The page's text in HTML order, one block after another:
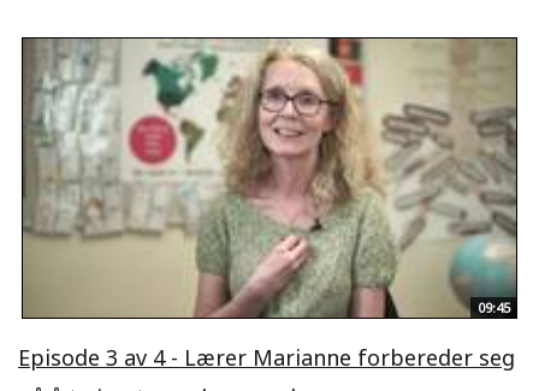
09:45
Episode 3 av 4 - Lærer Marianne forbereder seg